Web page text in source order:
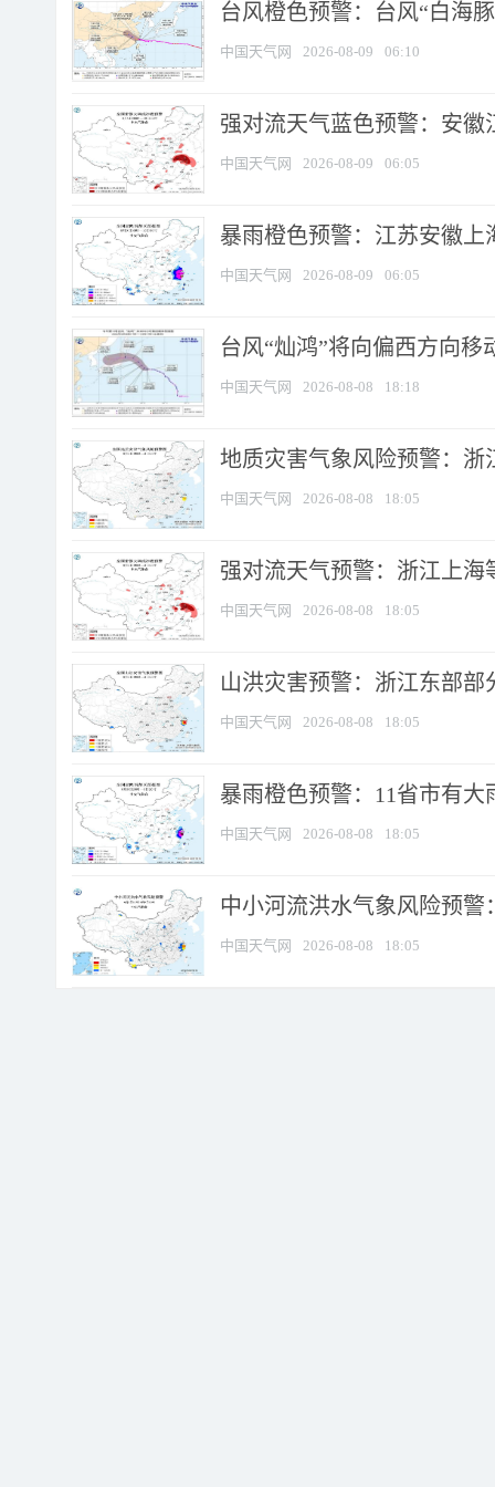
台风橙色预警：台风“白海
中国天气网 2026-08-09 06:10
强对流天气蓝色预警：安徽
中国天气网 2026-08-09 06:05
暴雨橙色预警：江苏安徽上
中国天气网 2026-08-09 06:05
台风“灿鸿”将向偏西方向移
中国天气网 2026-08-08 18:18
地质灾害气象风险预警：
中国天气网 2026-08-08 18:05
强对流天气预警：浙江上海
中国天气网 2026-08-08 18:05
山洪灾害预警：浙江东部
中国天气网 2026-08-08 18:05
暴雨橙色预警：11省市有
中国天气网 2026-08-08 18:05
中小河流洪水气象风险预
中国天气网 2026-08-08 18:05